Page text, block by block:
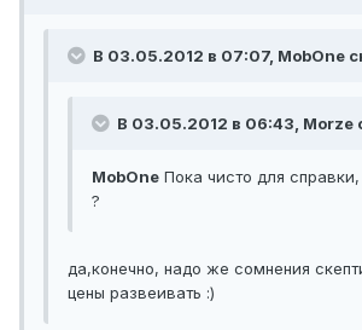
В 03.05.2012 в 07:07, MobOne
В 03.05.2012 в 06:43, Morze
MobOne Пока чисто для справки,
?
да,конечно, надо же сомнения
цены развеивать :)